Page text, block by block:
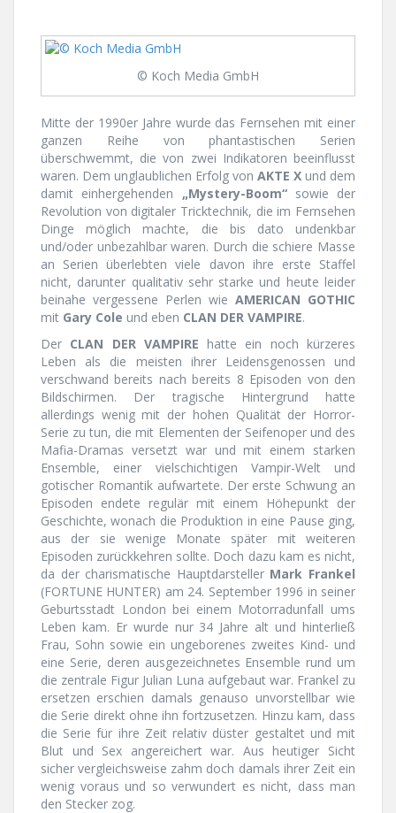
© Koch Media GmbH
Mitte der 1990er Jahre wurde das Fernsehen mit einer
ganzen Reihe von phantastischen Serien
überschwemmt, die von zwei Indikatoren beeinflusst
waren. Dem unglaublichen Erfolg von AKTE X und dem
damit einhergehenden „Mystery-Boom“sowie der
Revolution von digitaler Tricktechnik, die im Fernsehen
Dinge möglich machte, die bis dato undenkbar
und/oder unbezahlbar waren. Durch die schiere Masse
an Serien überlebten viele davon ihre erste Staffel
nicht, darunter qualitativ sehr starke und heute leider
beinahe vergessene Perlen wie AMERICAN GOTHIC
mit Gary Cole und eben CLAN DER VAMPIRE.
Der CLAN DER VAMPIRE hatte ein noch kürzeres
Leben als die meisten ihrer Leidensgenossen und
verschwand bereits nach bereits 8 Episoden von den
Bildschirmen. Der tragische Hintergrund hatte
allerdings wenig mit der hohen Qualität der Horror-
Serie zu tun, die mit Elementen der Seifenoper und des
Mafia-Dramas versetzt war und mit einem starken
Ensemble, einer vielschichtigen Vampir-Welt und
gotischer Romantik aufwartete. Der erste Schwung an
Episoden endete regulär mit einem Höhepunkt der
Geschichte, wonach die Produktion in eine Pause ging,
aus der sie wenige Monate später mit weiteren
Episoden zurückkehren sollte. Doch dazu kam es nicht,
da der charismatische Hauptdarsteller Mark Frankel
(FORTUNE HUNTER) am 24. September 1996 in seiner
Geburtsstadt London bei einem Motorradunfall ums
Leben kam. Er wurde nur 34 Jahre alt und hinterließ
Frau, Sohn sowie ein ungeborenes zweites Kind- und
eine Serie, deren ausgezeichnetes Ensemble rund um
die zentrale Figur Julian Luna aufgebaut war. Frankel zu
ersetzen erschien damals genauso unvorstellbar wie
die Serie direkt ohne ihn fortzusetzen. Hinzu kam, dass
die Serie für ihre Zeit relativ düster gestaltet und mit
Blut und Sex angereichert war. Aus heutiger Sicht
sicher vergleichsweise zahm doch damals ihrer Zeit ein
wenig voraus und so verwundert es nicht, dass man
den Stecker zog.